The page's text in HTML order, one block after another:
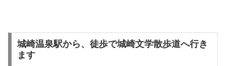
城崎温泉駅から、徒歩で城崎文学散歩道へ行き
ます